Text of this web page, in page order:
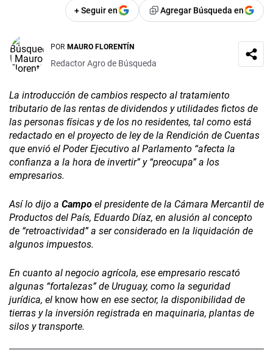
+ Seguir en Agregar Búsqueda en
POR MAURO FLORENTÍN
Redactor Agro de Búsqueda
La introducción de cambios respecto al tratamiento
tributario de las rentas de dividendos y utilidades fictos de
las personas físicas y de los no residentes, tal como está
redactado en el proyecto de ley de la Rendición de Cuentas
que envió el Poder Ejecutivo al Parlamento “afecta la
confianza a la hora de invertir” y “preocupa” a los
empresarios.
Así lo dijo a Campo el presidente de la Cámara Mercantil de
Productos del País, Eduardo Díaz, en alusión al concepto
de “retroactividad” a ser considerado en la liquidación de
algunos impuestos.
En cuanto al negocio agrícola, ese empresario rescató
algunas “fortalezas” de Uruguay, como la seguridad
jurídica, el know how en ese sector, la disponibilidad de
tierras y la inversión registrada en maquinaria, plantas de
silos y transporte.